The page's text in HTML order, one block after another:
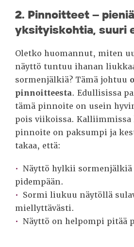
2. Pinnoitteet – pieniä
yksityiskohtia, suuri
Oletko huomannut, miten
näyttö tuntuu ihanan
sormenjälkiä? Tämä johtuu
pinnoitteesta. Edullisissa
tämä pinnoite on usein
pois viikoissa. Kalliimmissa
pinnoite on paksumpi ja
takaa, että:
Näyttö hylkii sormenjälkiä
pidempään.
Sormi liukuu näytöllä
miellyttävästi.
Näyttö on helpompi pitää